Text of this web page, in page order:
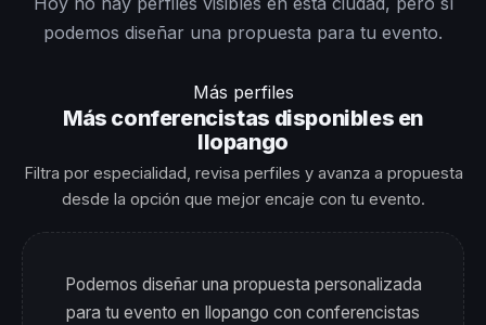
podemos diseñar una propuesta para tu evento.
Más perfiles
Más conferencistas disponibles en
Ilopango
Filtra por especialidad, revisa perfiles y avanza a propuesta
desde la opción que mejor encaje con tu evento.
Podemos diseñar una propuesta personalizada
para tu evento en Ilopango con conferencistas